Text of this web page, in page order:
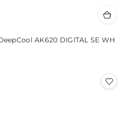
AK620 DIGITAL SE WH